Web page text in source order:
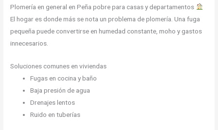
Plomería en general en Peña pobre para casas y departamentos
El hogar es donde más se nota un problema de plomería. Una fuga
pequeña puede convertirse en humedad constante, moho y gastos
innecesarios.
Soluciones comunes en viviendas
Fugas en cocina y baño
Baja presión de agua
Drenajes lentos
Ruido en tuberías